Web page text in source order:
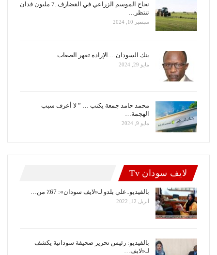
نجاح الموسم الزراعي في القضارف..7 مليون فدان
تنتظر…
سبتمبر 10, 2024
بنك السودان….الإرادة تقهر الصعاب
مايو 29, 2024
محمد حامد جمعة يكتب … ” لا أعرف سبب
الهجمة…
مايو 9, 2024
لايف سودان Tv
بالفيديو..علي بلدو لـ«لايف سودان»: 67٪ من…
أبريل 12, 2022
بالفيديو: رئيس تحرير صحيفة سودانية يكشف
لـ«لايف…